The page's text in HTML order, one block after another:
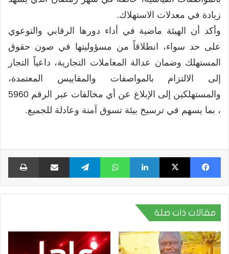
زيادة في معدلات الاستهلاك.
وأكد أن الهيئة ماضية في أداء دورها الرقابي والتوعوي
على حد سواء، انطلاقاً من مسؤوليتها في صون حقوق
المستهلك وضمان عدالة المعاملات التجارية، داعياً التجار
إلى الالتزام بالمواصفات والمقاييس المعتمدة،
والمستهلكين إلى الإبلاغ عن أي مخالفات عبر الرقم 5960
، بما يسهم في ترسيخ بيئة تسوق آمنة وعادلة للجميع.
فيسبوك X لينكدإن واتساب تيلقرام مشاركة عبر البريد
مقالات ذات صلة